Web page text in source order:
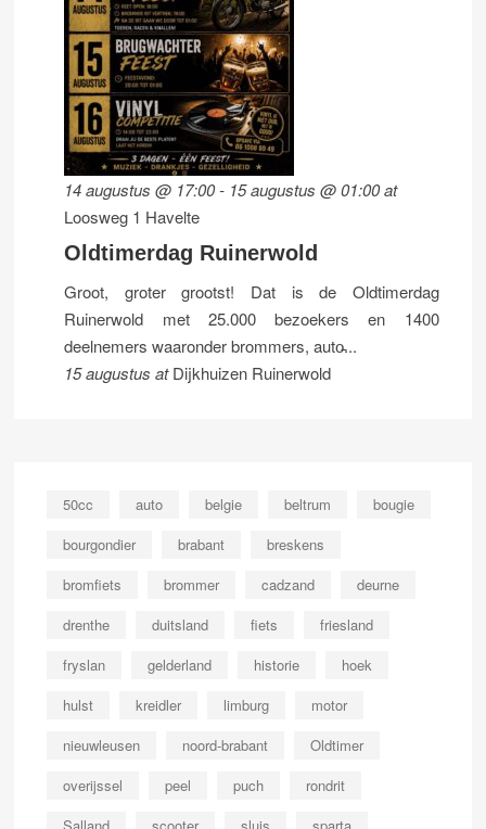
14 augustus @ 17:00- 15 augustus @ 01:00at
Loosweg 1 Havelte
Oldtimerdag Ruinerwold
Groot, groter grootst! Dat is de Oldtimerdag
Ruinerwold met 25.000 bezoekers en 1400
deelnemers waaronder brommers, auto̵...
15 augustus atDijkhuizen Ruinerwold
50cc auto belgie beltrum
bougie
bourgondier
brabant
breskens
bromfiets
brommer cadzand
deurne
drenthe
duitsland fiets
friesland
fryslan
gelderland historie
hoek
hulst
kreidler limburg
motor
nieuwleusen
noord-brabant
Oldtimer
overijssel
peel puch
rondrit